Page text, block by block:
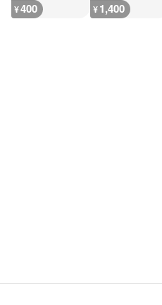
¥400 ¥1,400